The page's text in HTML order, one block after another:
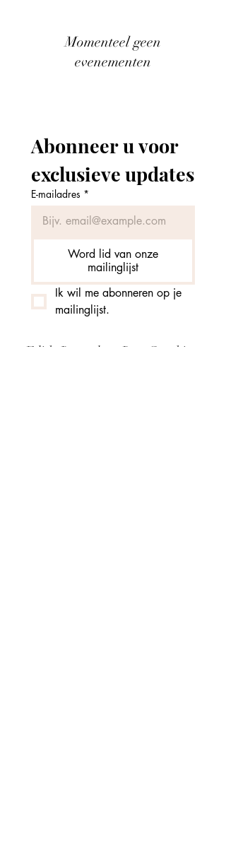
Momenteel geen
evenementen
Abonneer u voor
exclusieve updates
E-mailadres *
Word lid van onze
mailinglijst
Ik wil me abonneren op je
mailinglijst.
Edith-Bernadette Poot Coaching